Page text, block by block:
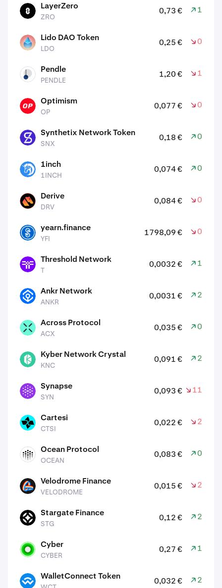
ZRO LayerZero
ZRO
0,73 € 1,70 %
LDO Lido DAO Token
LDO
0,25 € 0,70 %
PENDLE Pendle
PENDLE
1,20 € 1,00 %
OP Optimism
OP
0,077 € 0,70 %
SNX Synthetix Network Token
SNX
0,18 € 0,70 %
1INCH 1inch
1INCH
0,074 € 0,10 %
DRV Derive
DRV
0,084 € 0,90 %
YFI yearn.finance
YFI
1798,09 € 0,50 %
T Threshold Network
T
0,0032 € 1,60 %
ANKR Ankr Network
ANKR
0,0031 € 2,90 %
ACX Across Protocol
ACX
0,035 € 0,90 %
KNC Kyber Network Crystal
KNC
0,091 € 2,10 %
SYN Synapse
SYN
0,093 € 11,80 %
CTSI Cartesi
CTSI
0,022 € 2,70 %
OCEAN Ocean Protocol
OCEAN
0,083 € 0,20 %
VELODROME Velodrome Finance
VELODROME
0,015 € 2,20 %
STG Stargate Finance
STG
0,12 € 2,40 %
CYBER Cyber
CYBER
0,27 € 1,90 %
WCT WalletConnect Token 0,032 € 2,60 %